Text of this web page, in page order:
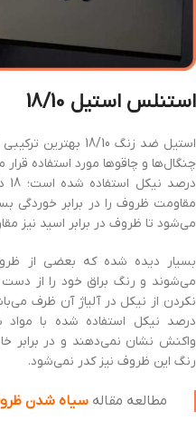
استنلس استیل 18/10
استیل ضد زنگ 18/
می‌شود تا ظروف در برابر اسید نیز
بسیار دیده شده که بعضی از
می‌شوند و رنگ براق خود را از
درصد نیکل استفاده شده با
واکنش نشان نمی‌دهند و در
رنگ این ظروف نیز کدر نمی‌شود.
مطالعه مقاله سیاه شدن